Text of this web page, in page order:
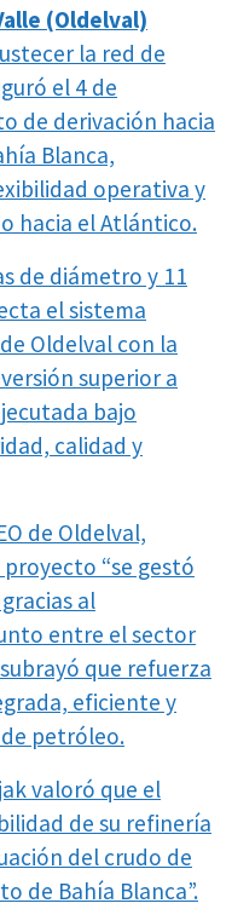
(Oldelval)
la red de
el 4 de
de derivación hacia
Blanca,
operativa y
hacia el Atlántico.
de diámetro y 11
el sistema
Oldelval con la
superior a
bajo
calidad y
de Oldelval,
“se gestó
al
entre el sector
que refuerza
eficiente y
petróleo.
valoró que el
de su refinería
del crudo de
de Bahía Blanca”.